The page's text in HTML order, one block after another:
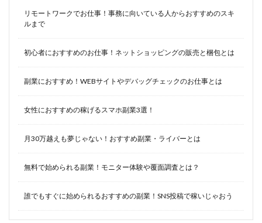
リモートワークでお仕事！事務に向いている人からおすすめのスキ
ルまで
初心者におすすめのお仕事！ネットショッピングの販売と梱包とは
副業におすすめ！WEBサイトやデバッグチェックのお仕事とは
女性におすすめの稼げるスマホ副業3選！
月30万越えも夢じゃない！おすすめ副業・ライバーとは
無料で始められる副業！モニター体験や覆面調査とは？
誰でもすぐに始められるおすすめの副業！SNS投稿で稼いじゃおう